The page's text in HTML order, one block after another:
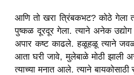
आणि तो खरा त्रिंबकभट? कोठे गेला
पुष्कळ दूरदूर गेला. त्याने अनेक उद्योग
अपार कष्ट काढले. हळूहळू त्याने
आता घरी जावे, मुलेबाळे मोठी झाली
त्याच्या मनात आले. त्याने